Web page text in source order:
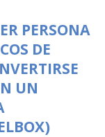
PERSONA
DE
UN